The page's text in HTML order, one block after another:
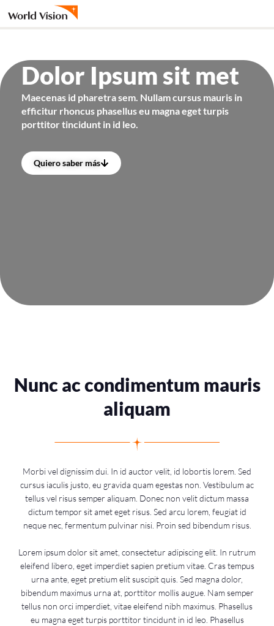
Dolor Ipsum sit met​​
Maecenas id pharetra sem. Nullam cursus mauris in
efficitur rhoncus phasellus eu magna eget turpis
porttitor tincidunt in id leo.
Quiero saber más
Nunc ac condimentum mauris
aliquam
Morbi vel dignissim dui. In id auctor velit, id lobortis lorem. Sed
cursus iaculis justo, eu gravida quam egestas non. Vestibulum ac
tellus vel risus semper aliquam. Donec non velit dictum massa
dictum tempor sit amet eget risus. Sed arcu lorem, feugiat id
neque nec, fermentum pulvinar nisi. Proin sed bibendum risus.
Lorem ipsum dolor sit amet, consectetur adipiscing elit. In rutrum
eleifend libero, eget imperdiet sapien pretium vitae. Cras tempus
urna ante, eget pretium elit suscipit quis. Sed magna dolor,
bibendum maximus urna at, porttitor mollis augue. Nam semper
tellus non orci imperdiet, vitae eleifend nibh maximus. Phasellus
eu magna eget turpis porttitor tincidunt in id leo. Phasellus